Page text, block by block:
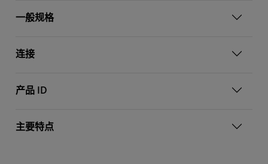
一般规格
连接
产品 ID
主要特点